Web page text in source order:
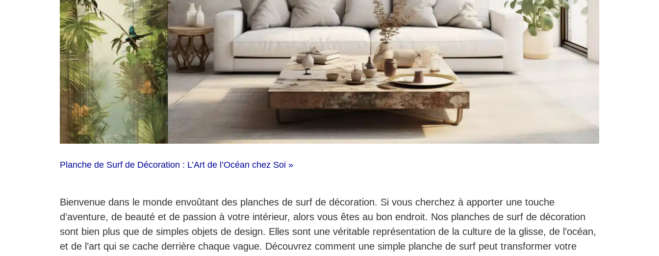
Planche de Surf de Décoration : L’Art de l’Océan chez Soi »
Bienvenue dans le monde envoûtant des planches de surf de décoration. Si vous cherchez à apporter une touche
d’aventure, de beauté et de passion à votre intérieur, alors vous êtes au bon endroit. Nos planches de surf de décoration
sont bien plus que de simples objets de design. Elles sont une véritable représentation de la culture de la glisse, de l’océan,
et de l’art qui se cache derrière chaque vague. Découvrez comment une simple planche de surf peut transformer votre